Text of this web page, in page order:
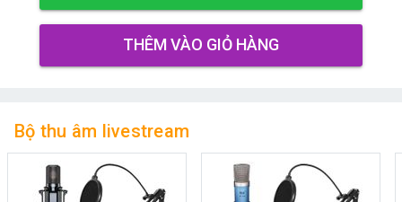
THÊM VÀO GIỎ HÀNG
Bộ thu âm livestream